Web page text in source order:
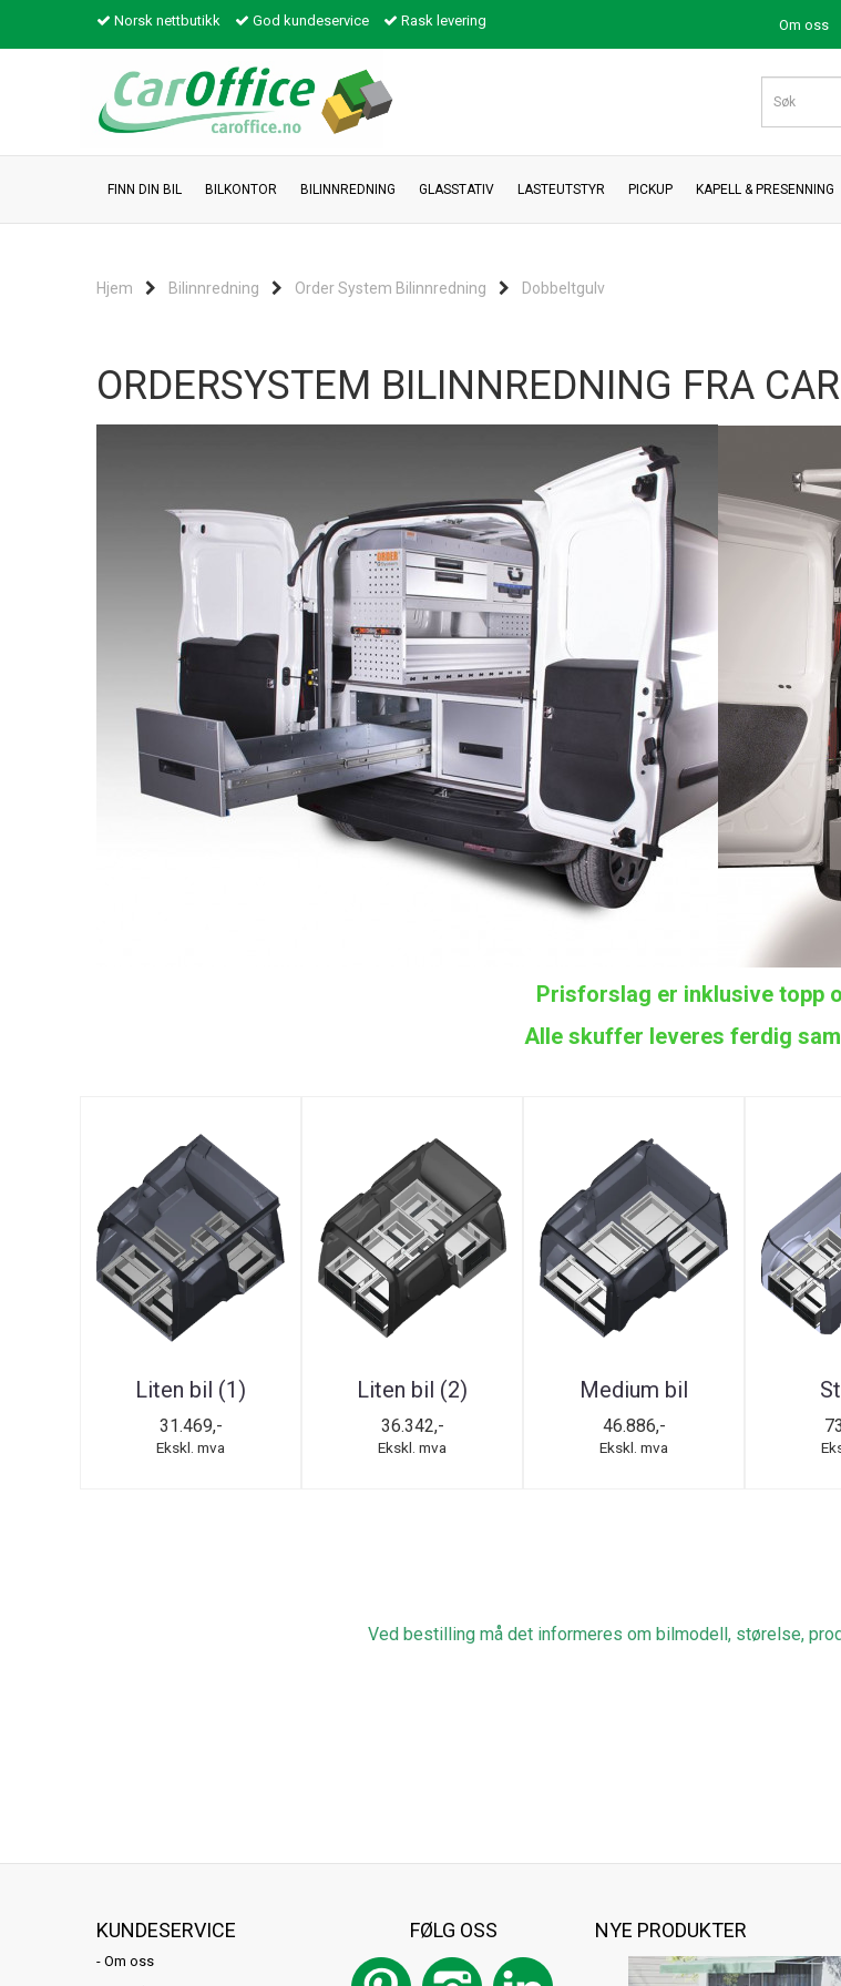
Norsk nettbutikk God kundeservice Rask levering Om oss
FINN DIN BIL BILKONTOR BILINNREDNING GLASSTATIV LASTEUTSTYR PICKUP KAPELL & PRESENNING
Hjem Bilinnredning Order System Bilinnredning Dobbeltgulv
ORDERSYSTEM BILINNREDNING FRA
Prisforslag er inklusive topp
Alle skuffer leveres ferdig
Liten bil (1)
31.469,-
Ekskl. mva
Liten bil (2)
36.342,-
Ekskl. mva
Medium bil
46.886,-
Ekskl. mva
Ved bestilling må det informeres om bilmodell, størelse,
KUNDESERVICE
- Om oss
FØLG OSS NYE PRODUKTER